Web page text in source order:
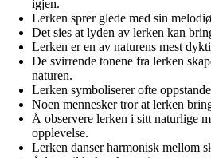
igjen.
Lerken sprer glede med sin
Det sies at lyden av lerken kan
Lerken er en av naturens mest
De svirrende tonene fra lerken
naturen.
Lerken symboliserer ofte
Noen mennesker tror at lerken
Å observere lerken i sitt naturlige
opplevelse.
Lerken danser harmonisk mellom